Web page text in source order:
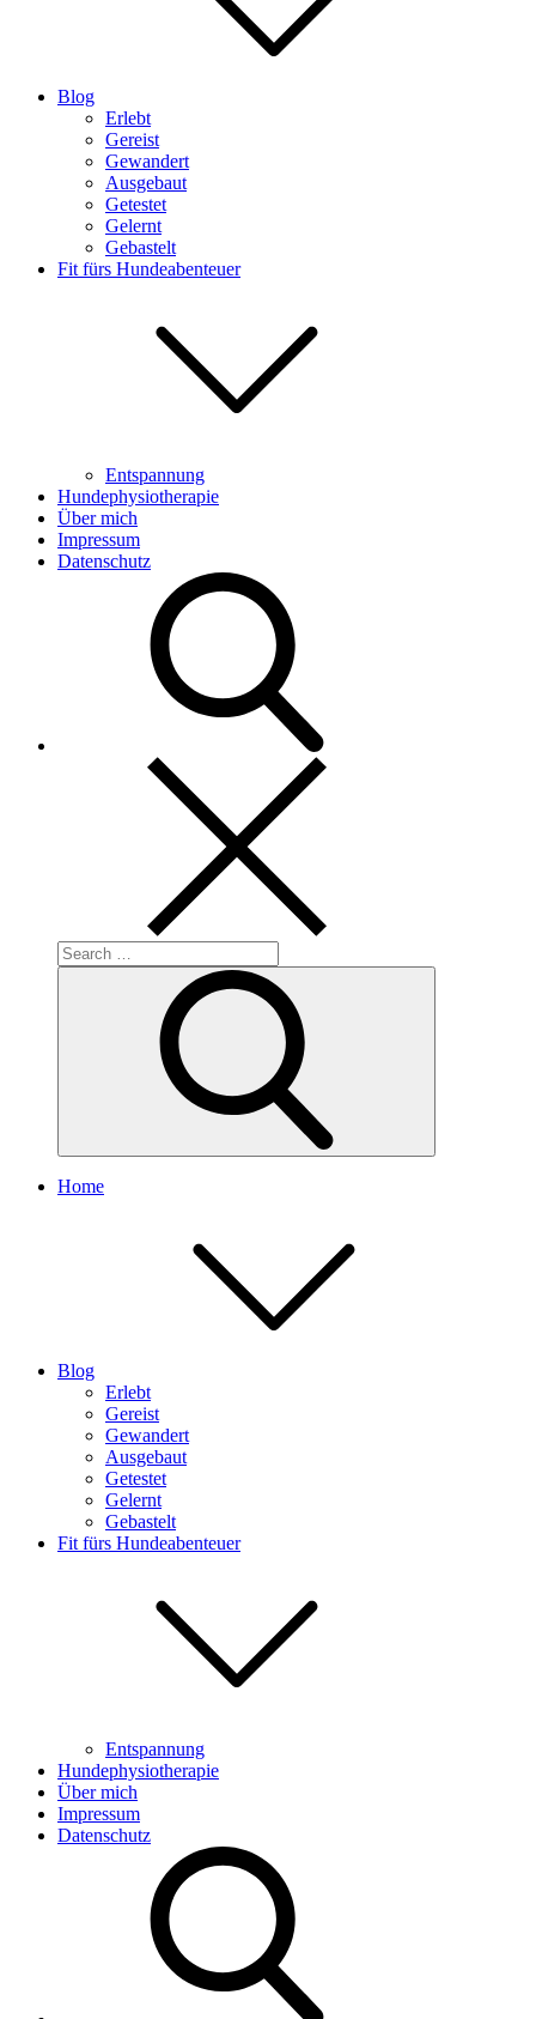
Blog
Erlebt
Gereist
Gewandert
Ausgebaut
Getestet
Gelernt
Gebastelt
Fit fürs Hundeabenteuer
Entspannung
Hundephysiotherapie
Über mich
Impressum
Datenschutz
Search
for:
Home
Blog
Erlebt
Gereist
Gewandert
Ausgebaut
Getestet
Gelernt
Gebastelt
Fit fürs Hundeabenteuer
Entspannung
Hundephysiotherapie
Über mich
Impressum
Datenschutz